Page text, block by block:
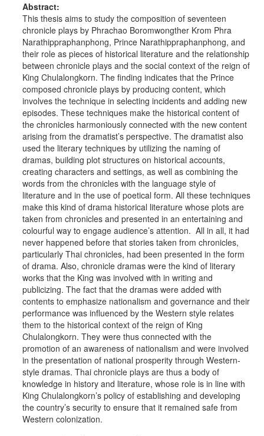
Abstract:
This thesis aims to study the composition of seventeen
chronicle plays by Phrachao Boromwongther Krom Phra
Narathippraphanphong, Prince Narathippraphanphong, and
their role as pieces of historical literature and the relationship
between chronicle plays and the social context of the reign of
King Chulalongkorn. The finding indicates that the Prince
composed chronicle plays by producing content, which
involves the technique in selecting incidents and adding new
episodes. These techniques make the historical content of
the chronicles harmoniously connected with the new content
arising from the dramatist’s perspective. The dramatist also
used the literary techniques by utilizing the naming of
dramas, building plot structures on historical accounts,
creating characters and settings, as well as combining the
words from the chronicles with the language style of
literature and in the use of poetical form. All these techniques
make this kind of drama historical literature whose plots are
taken from chronicles and presented in an entertaining and
colourful way to engage audience’s attention. All in all, it had
never happened before that stories taken from chronicles,
particularly Thai chronicles, had been presented in the form
of drama. Also, chronicle dramas were the kind of literary
works that the King was involved with in writing and
publicizing. The fact that the dramas were added with
contents to emphasize nationalism and governance and their
performance was influenced by the Western style relates
them to the historical context of the reign of King
Chulalongkorn. They were thus connected with the
promotion of an awareness of nationalism and were involved
in the presentation of national prosperity through Western-
style dramas. Thai chronicle plays are thus a body of
knowledge in history and literature, whose role is in line with
King Chulalongkorn’s policy of establishing and developing
the country’s security to ensure that it remained safe from
Western colonization.